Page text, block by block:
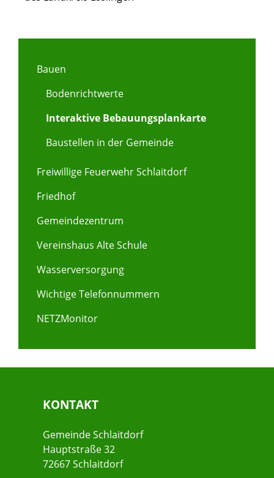
Bauen
Bodenrichtwerte
Interaktive Bebauungsplankarte
Baustellen in der Gemeinde
Freiwillige Feuerwehr Schlaitdorf
Friedhof
Gemeindezentrum
Vereinshaus Alte Schule
Wasserversorgung
Wichtige Telefonnummern
NETZMonitor
KONTAKT
Gemeinde Schlaitdorf
Hauptstraße 32
72667 Schlaitdorf